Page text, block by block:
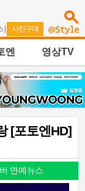
| 사진구매
엔 영상TV
[포토엔HD]
연예뉴스